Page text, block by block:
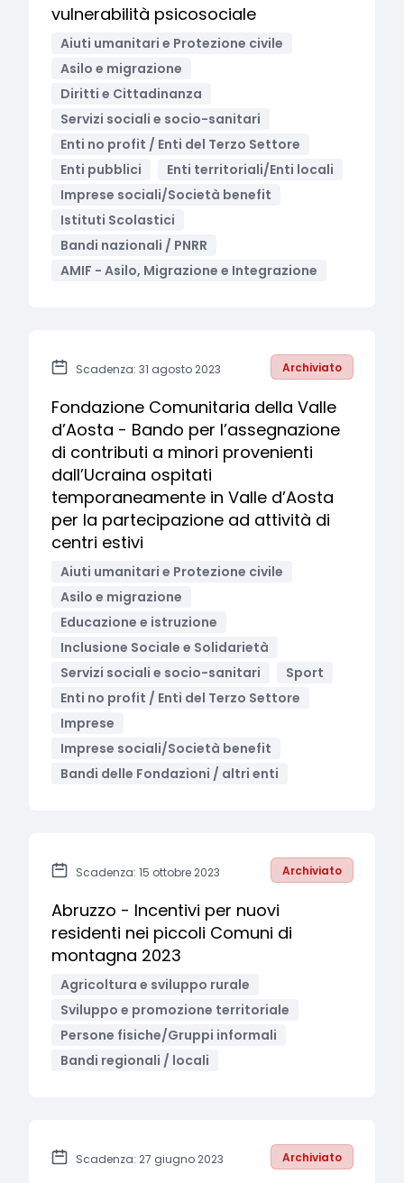
vulnerabilità psicosociale
Aiuti umanitari e Protezione civile
Asilo e migrazione
Diritti e Cittadinanza
Servizi sociali e socio-sanitari
Enti no profit / Enti del Terzo Settore
Enti pubblici
Enti territoriali/Enti locali
Imprese sociali/Società benefit
Istituti Scolastici
Bandi nazionali / PNRR
AMIF - Asilo, Migrazione e Integrazione
Scadenza: 31 agosto 2023 Archiviato
Fondazione Comunitaria della Valle
d’Aosta - Bando per l’assegnazione
di contributi a minori provenienti
dall’Ucraina ospitati
temporaneamente in Valle d’Aosta
per la partecipazione ad attività di
centri estivi
Aiuti umanitari e Protezione civile
Asilo e migrazione
Educazione e istruzione
Inclusione Sociale e Solidarietà
Servizi sociali e socio-sanitari
Sport
Enti no profit / Enti del Terzo Settore
Imprese
Imprese sociali/Società benefit
Bandi delle Fondazioni / altri enti
Scadenza: 15 ottobre 2023 Archiviato
Abruzzo - Incentivi per nuovi
residenti nei piccoli Comuni di
montagna 2023
Agricoltura e sviluppo rurale
Sviluppo e promozione territoriale
Persone fisiche/Gruppi informali
Bandi regionali / locali
Scadenza: 27 giugno 2023 Archiviato